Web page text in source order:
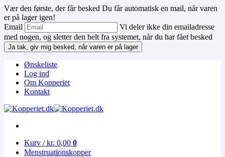
Vær den første, der får besked Du får automatisk en mail, når varen
er på lager igen!
Email
Vi deler ikke din emailadresse
med nogen, og sletter den helt fra systemet, når du har fået besked
Ja tak, giv mig besked, når varen er på lager
indhold
Ønskeliste
Log ind
Om Kopperiet
Kontakt
Kurv /kr. 0,00 0
Menstruationskopper